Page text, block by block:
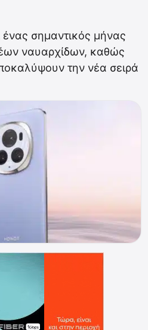
σημαντικός μήνας
ναυαρχίδων, καθώς
την νέα σειρά